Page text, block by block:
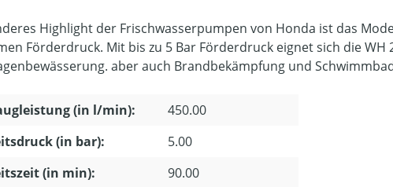
Highlight der Frischwasserpumpen von Honda ist das
Förderdruck. Mit bis zu 5 Bar Förderdruck eignet sich die WH
aber auch Brandbekämpfung und
(in l/min):
450.00
(in bar):
5.00
(in min):
90.00